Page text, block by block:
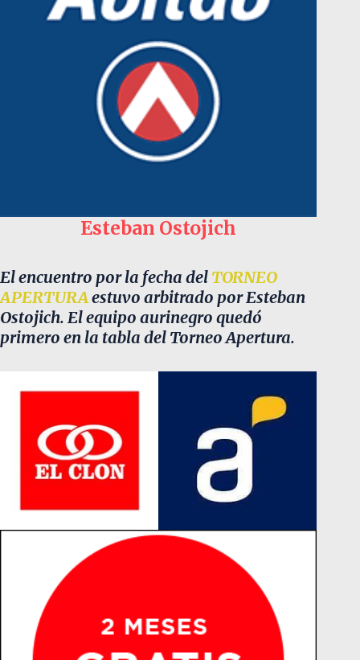
Esteban Ostojich
El encuentro por la fecha del TORNEO
APERTURAestuvo arbitrado por Esteban
Ostojich. El equipo aurinegro quedó
primero en la tabla del Torneo Apertura.